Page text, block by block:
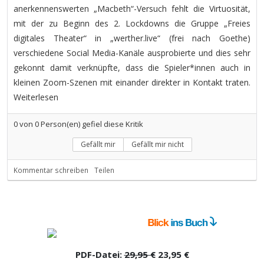
anerkennenswerten „Macbeth“-Versuch fehlt die Virtuosität,
mit der zu Beginn des 2. Lockdowns die Gruppe „Freies
digitales Theater“ in „werther.live“ (frei nach Goethe)
verschiedene Social Media-Kanäle ausprobierte und dies sehr
gekonnt damit verknüpfte, dass die Spieler*innen auch in
kleinen Zoom-Szenen mit einander direkter in Kontakt traten.
Weiterlesen
0von 0Person(en) gefiel diese Kritik
Gefällt mir Gefällt mir nicht
Kommentar schreiben Teilen
PDF-Datei:29,95 €23,95 €